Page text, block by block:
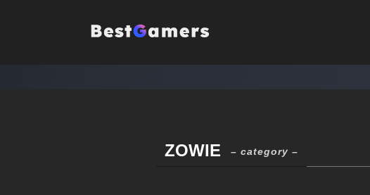
ZOWIE – category –